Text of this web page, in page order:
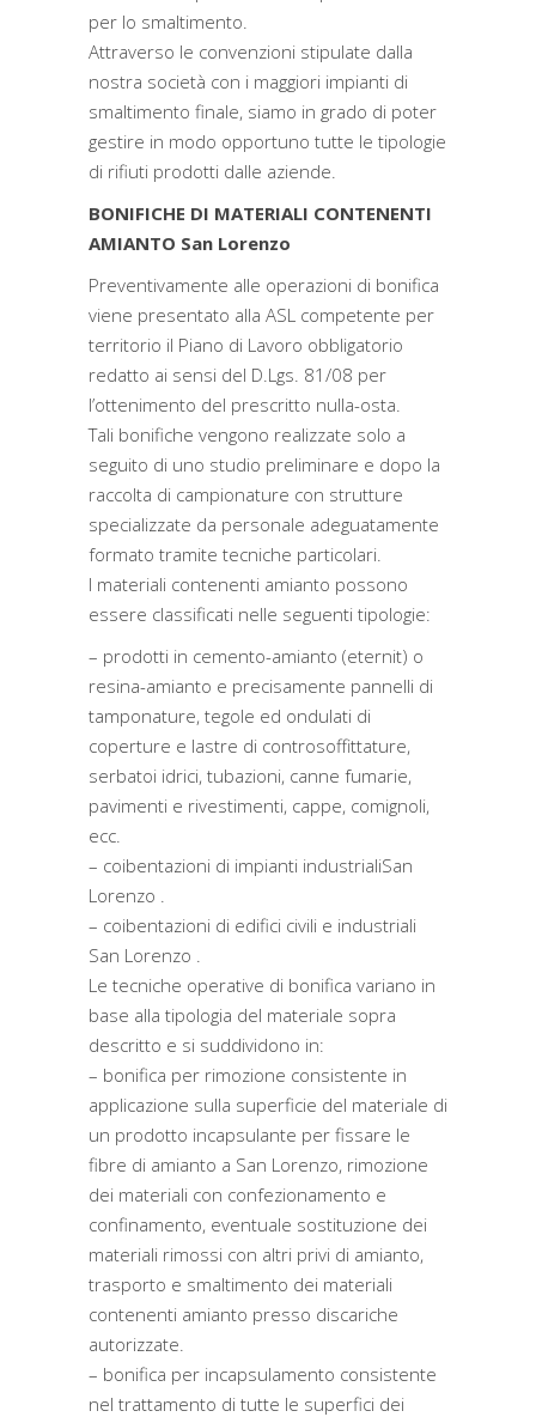
per lo smaltimento.
Attraverso le convenzioni stipulate dalla
nostra società con i maggiori impianti di
smaltimento finale, siamo in grado di poter
gestire in modo opportuno tutte le tipologie
di rifiuti prodotti dalle aziende.
BONIFICHE DI MATERIALI CONTENENTI
AMIANTO San Lorenzo
Preventivamente alle operazioni di bonifica
viene presentato alla ASL competente per
territorio il Piano di Lavoro obbligatorio
redatto ai sensi del D.Lgs. 81/08 per
l’ottenimento del prescritto nulla-osta.
Tali bonifiche vengono realizzate solo a
seguito di uno studio preliminare e dopo la
raccolta di campionature con strutture
specializzate da personale adeguatamente
formato tramite tecniche particolari.
I materiali contenenti amianto possono
essere classificati nelle seguenti tipologie:
– prodotti in cemento-amianto (eternit) o
resina-amianto e precisamente pannelli di
tamponature, tegole ed ondulati di
coperture e lastre di controsoffittature,
serbatoi idrici, tubazioni, canne fumarie,
pavimenti e rivestimenti, cappe, comignoli,
ecc.
– coibentazioni di impianti industrialiSan
Lorenzo .
– coibentazioni di edifici civili e industriali
San Lorenzo .
Le tecniche operative di bonifica variano in
base alla tipologia del materiale sopra
descritto e si suddividono in:
– bonifica per rimozione consistente in
applicazione sulla superficie del materiale di
un prodotto incapsulante per fissare le
fibre di amianto a San Lorenzo, rimozione
dei materiali con confezionamento e
confinamento, eventuale sostituzione dei
materiali rimossi con altri privi di amianto,
trasporto e smaltimento dei materiali
contenenti amianto presso discariche
autorizzate.
– bonifica per incapsulamento consistente
nel trattamento di tutte le superfici dei